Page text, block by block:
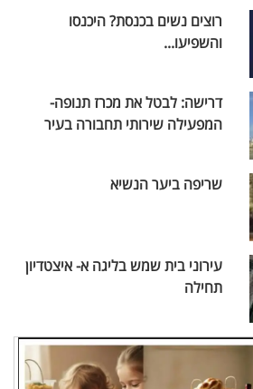
רוצים נשים בכנסת? היכנסו
והשפיעו...
דרישה: לבטל את מכרז תנופה-
המפעילה שירותי תחבורה בעיר
שריפה ביער הנשיא
עירוני בית שמש בליגה א- איצטדיון
תחילה